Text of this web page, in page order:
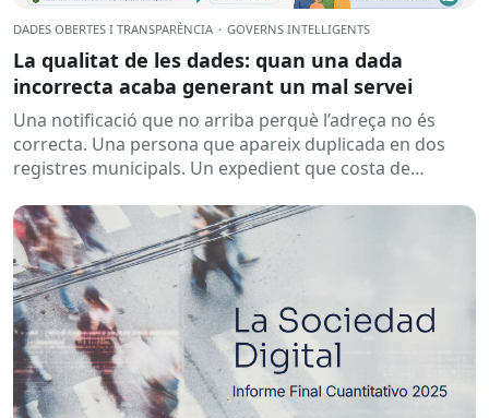
DADES OBERTES I TRANSPARÈNCIA · GOVERNS INTEL·LIGENTS
La qualitat de les dades: quan una dada
incorrecta acaba generant un mal servei
Una notificació que no arriba perquè l’adreça no és
correcta. Una persona que apareix duplicada en dos
registres municipals. Un expedient que costa de